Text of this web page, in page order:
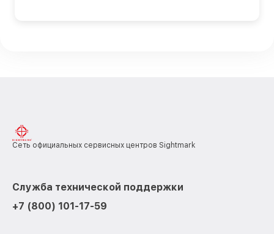
Сеть официальных сервисных центров Sightmark
Служба технической поддержки
+7 (800) 101-17-59